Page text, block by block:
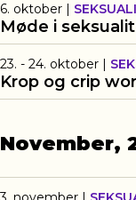
6. oktober |
Møde i
23. - 24. oktober |
Krop og crip
November,